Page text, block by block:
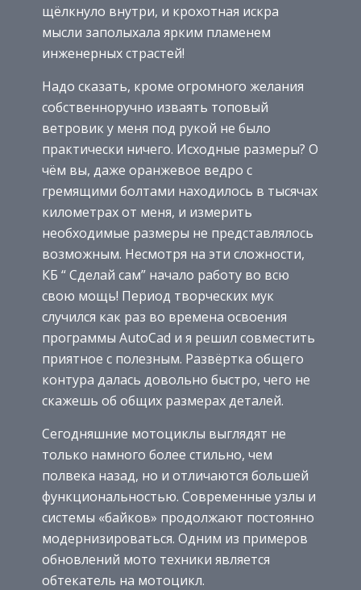
щёлкнуло внутри, и крохотная искра
мысли заполыхала ярким пламенем
инженерных страстей!
Надо сказать, кроме огромного желания
собственноручно изваять топовый
ветровик у меня под рукой не было
практически ничего. Исходные размеры? О
чём вы, даже оранжевое ведро с
гремящими болтами находилось в тысячах
километрах от меня, и измерить
необходимые размеры не представлялось
возможным. Несмотря на эти сложности,
КБ “ Сделай сам” начало работу во всю
свою мощь! Период творческих мук
случился как раз во времена освоения
программы AutoCad и я решил совместить
приятное с полезным. Развёртка общего
контура далась довольно быстро, чего не
скажешь об общих размерах деталей.
Сегодняшние мотоциклы выглядят не
только намного более стильно, чем
полвека назад, но и отличаются большей
функциональностью. Современные узлы и
системы «байков» продолжают постоянно
модернизироваться. Одним из примеров
обновлений мото техники является
обтекатель на мотоцикл.